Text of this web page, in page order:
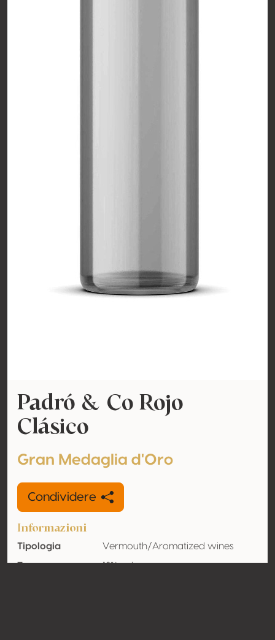
Padró & Co Rojo
Clásico
Gran Medaglia d'Oro
Condividere
Informazioni
Tipologia
Vermouth/Aromatized wines
Tenore
18% vol